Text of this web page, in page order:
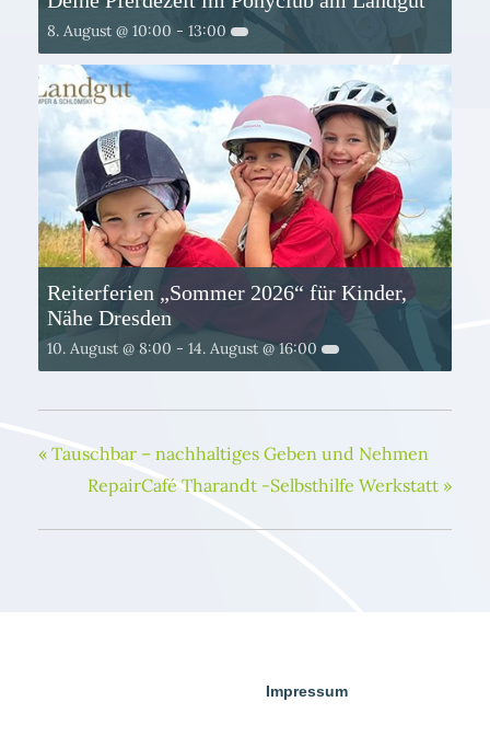
8. August @ 10:00 - 13:00
Reiterferien „Sommer 2026“ für Kinder,
Nähe Dresden
10. August @ 8:00 - 14. August @ 16:00
« Tauschbar – nachhaltiges Geben und Nehmen
RepairCafé Tharandt -Selbsthilfe Werkstatt »
Impressum